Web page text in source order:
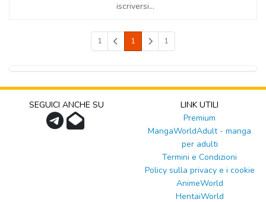
iscriversi...
1 1 1
SEGUICI ANCHE SU
LINK UTILI
Premium
MangaWorldAdult - manga
per adulti
Termini e Condizioni
Policy sulla privacy e i cookie
AnimeWorld
HentaiWorld